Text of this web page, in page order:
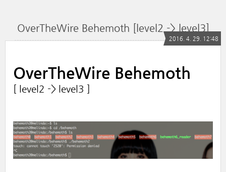
OverTheWire Behemoth [level2 -> level3]
2016. 4. 29. 12:48
OverTheWire Behemoth
[ level2 -> level3 ]